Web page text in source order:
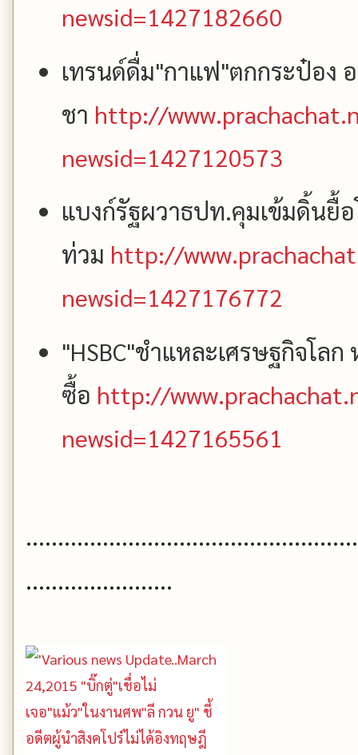
newsid=1427182660
เทรนด์ดื่ม"กาแฟ"ตกกระป๋อง
ชา http://
newsid=1427120573
แบงก์รัฐผวาธปท.คุมเข้มดิ้นยื้
ท่วม http://
newsid=1427176772
"HSBC"ชำแหละเศรษฐกิจโล
ซื้อ http://
newsid=1427165561
.......................